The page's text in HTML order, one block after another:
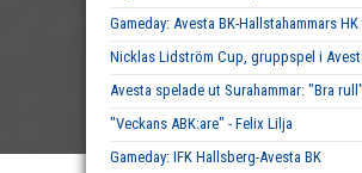
Gameday: Avesta BK-Hallstahammars
Nicklas Lidström Cup, gruppspel i
Avesta spelade ut Surahammar: "Bra rull"
"Veckans ABK:are" - Felix Lilja
Gameday: IFK Hallsberg-Avesta BK